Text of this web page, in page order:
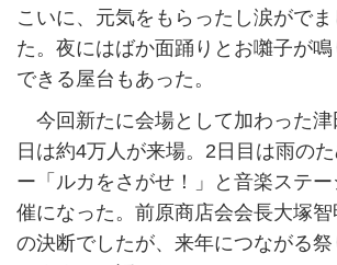
こいに、元気をもらったし涙がで
た。夜にはばか面踊りとお囃子が
できる屋台もあった。
今回新たに会場として加わった津
日は約4万人が来場。2日目は雨の
ー「ルカをさがせ！」と音楽ステ
催になった。前原商店会会長大塚
の決断でしたが、来年につながる